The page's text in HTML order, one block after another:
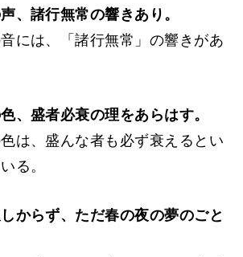
、諸行無常の響きあり。
には、「諸行無常」の響きがあ
、盛者必衰の理をあらはす。
は、盛んな者も必ず衰えるとい
る。
からず、ただ春の夜の夢のごと